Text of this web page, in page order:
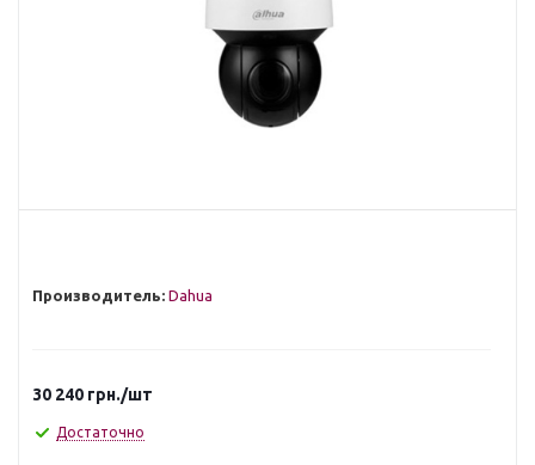
Производитель: Dahua
30 240 грн./шт
Достаточно